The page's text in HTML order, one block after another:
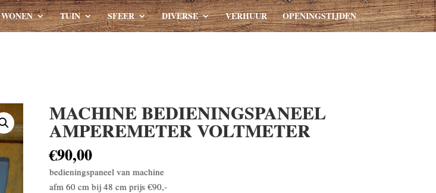
WONEN TUIN SFEER DIVERSE VERHUUR OPENINGSTIJDEN
MACHINE BEDIENINGSPANEEL
AMPEREMETER VOLTMETER
€90,00
bedieningspaneel van machine
afm 60 cm bij 48 cm prijs €90,-